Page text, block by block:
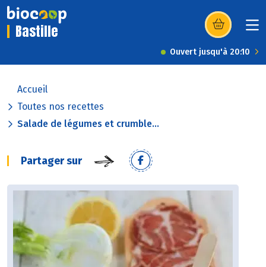
Bastille (s’ouvre dans
Ouvert jusqu'à 20:10
Accueil
Toutes nos recettes
Salade de légumes et crumble...
Partager sur